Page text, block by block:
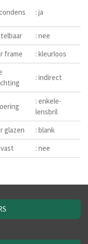
: ja
: nee
frame
: kleurloos
: indirect
: enkele-
lensbril
glazen
: blank
: nee